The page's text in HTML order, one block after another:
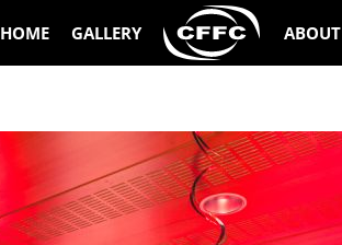
HOME GALLERY ABOUT